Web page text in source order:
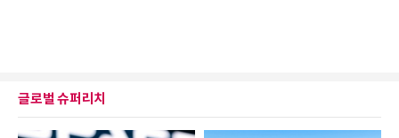
글로벌 슈퍼리치